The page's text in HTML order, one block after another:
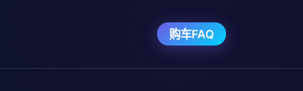
购车FAQ